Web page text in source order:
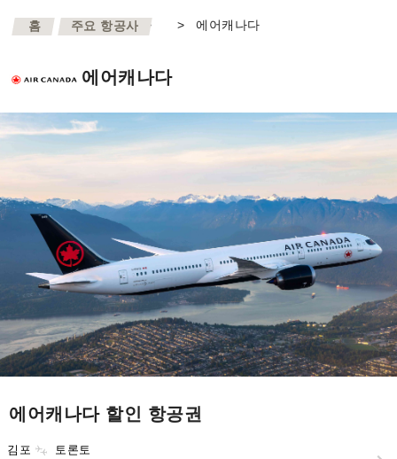
홈 >
주요 항공사 > 에어캐나다
에어캐나다
에어캐나다 할인 항공권
김포 토론토